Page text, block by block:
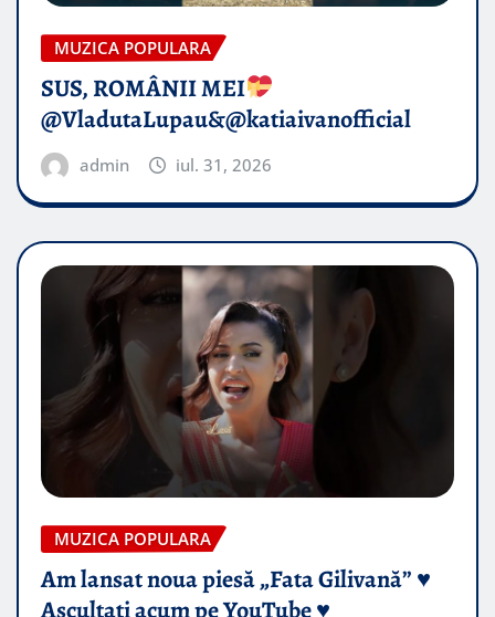
MUZICA POPULARA
SUS, ROMÂNII MEI
@VladutaLupau&@katiaivanofficial
admin iul. 31, 2026
MUZICA POPULARA
Am lansat noua piesă „Fata Gilivană” ♥️
Ascultați acum pe YouTube ♥️